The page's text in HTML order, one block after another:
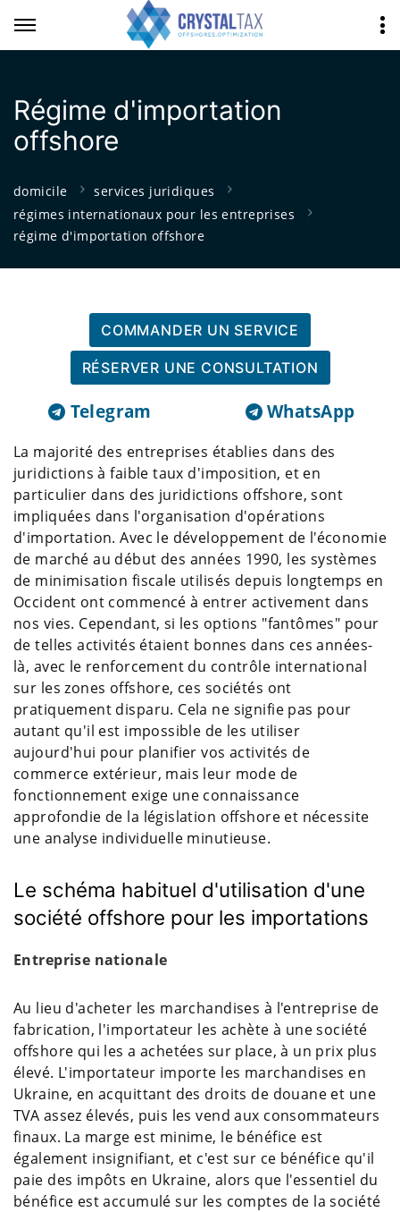
Régime d'importation
offshore
domicile
services juridiques
régimes internationaux pour les entreprises
régime d'importation offshore
COMMANDER UN SERVICE
RÉSERVER UNE CONSULTATION
Telegram WhatsApp
La majorité des entreprises établies dans des
juridictions à faible taux d'imposition, et en
particulier dans des juridictions offshore, sont
impliquées dans l'organisation d'opérations
d'importation. Avec le développement de l'économie
de marché au début des années 1990, les systèmes
de minimisation fiscale utilisés depuis longtemps en
Occident ont commencé à entrer activement dans
nos vies. Cependant, si les options "fantômes" pour
de telles activités étaient bonnes dans ces années-
là, avec le renforcement du contrôle international
sur les zones offshore, ces sociétés ont
pratiquement disparu. Cela ne signifie pas pour
autant qu'il est impossible de les utiliser
aujourd'hui pour planifier vos activités de
commerce extérieur, mais leur mode de
fonctionnement exige une connaissance
approfondie de la législation offshore et nécessite
une analyse individuelle minutieuse.
Le schéma habituel d'utilisation d'une
société offshore pour les importations
Entreprise nationale
Au lieu d'acheter les marchandises à l'entreprise de
fabrication, l'importateur les achète à une société
offshore qui les a achetées sur place, à un prix plus
élevé. L'importateur importe les marchandises en
Ukraine, en acquittant des droits de douane et une
TVA assez élevés, puis les vend aux consommateurs
finaux. La marge est minime, le bénéfice est
également insignifiant, et c'est sur ce bénéfice qu'il
paie des impôts en Ukraine, alors que l'essentiel du
bénéfice est accumulé sur les comptes de la société